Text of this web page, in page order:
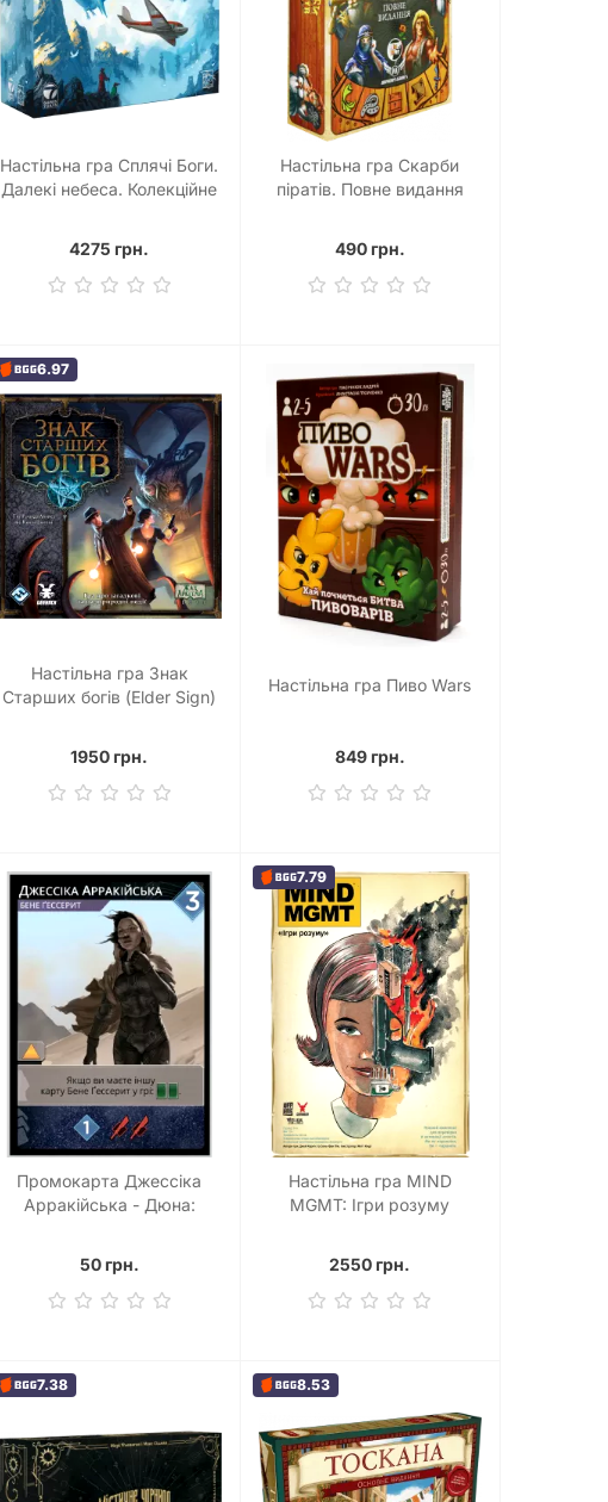
Настільна гра Сплячі Боги.
Далекі небеса. Колекційне
4275 грн.
Настільна гра Скарби
піратів. Повне видання
490 грн.
6.97
Настільна гра Знак
Старших богів (Elder Sign)
1950 грн.
Настільна гра Пиво Wars
849 грн.
Промокарта Джессіка
Арракійська - Дюна:
50 грн.
7.79
Настільна гра MIND
MGMT: Ігри розуму
2550 грн.
7.38 8.53